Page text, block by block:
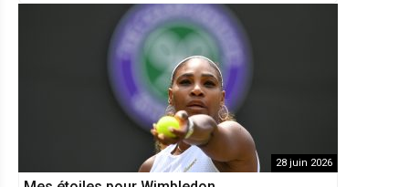
28 juin 2026